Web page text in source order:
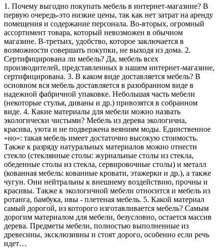
1. Почему выгодно покупать мебель в интернет-магазине? В
первую очередь-это низкие цены, так как нет затрат на аренду
помещения и содержание персонала. Во-вторых, огромный
ассортимент товара, который невозможен в обычном
магазине. В-третьих, удобство, которое заключается в
возможности совершать покупки, не выходя из дома. 2.
Сертифицирована ли мебель? Да, мебель всех
производителей, представленных в нашем интернет-магазине,
сертифицирована. 3. В каком виде доставляется мебель? В
основном вся мебель доставляется в разобранном виде в
надежной фабричной упаковке. Небольшая часть мебели
(некоторые стулья, диваны и др.) привозятся в собранном
виде. 4. Какие материалы для мебели можно назвать
экологически чистыми? Мебель из дерева экологична,
красива, уюта и не подвержена веяниям моды. Единственное
«но»: такая мебель имеет достаточно высокую стоимость.
Также к разряду натуральных материалов можно отнести
стекло (стеклянные столы: журнальные столы из стекла,
обеденные столы из стекла, сервировочные столы) и металл
(кованная мебель: кованные кровати, этажерки и др.), а также
чугун. Они нейтральны к внешнему воздействию, прочны и
красивы. Также к экологичной мебели относится и мебель из
ротанга, бамбука, ивы - плетеная мебель. 5. Какой материал
самый дорогой, из которого изготавливается мебель? Самым
дорогим материалом для мебели, безусловно, остается массив
дерева. Предметы мебели, полностью выполненные из
древесины, эксклюзивны и стоят дорого, особенно если речь
идет…